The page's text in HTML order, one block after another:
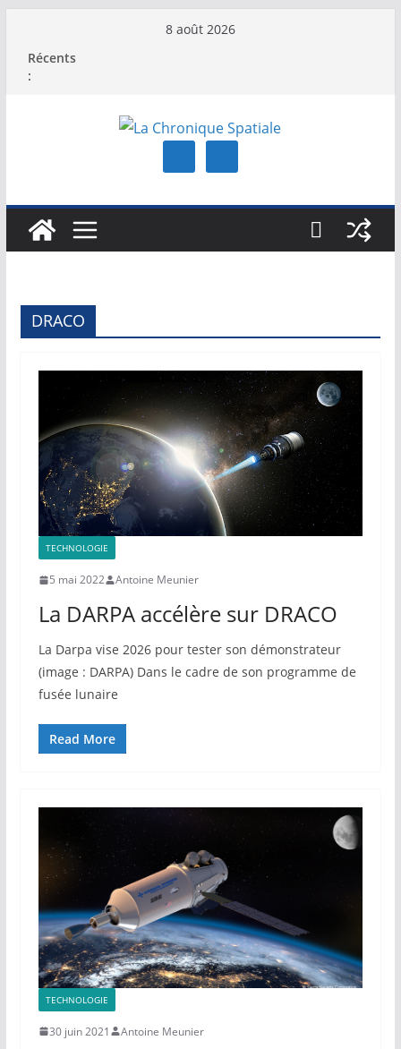
contenu
8 août 2026
Récents
:
DRACO
TECHNOLOGIE
5 mai 2022 Antoine Meunier
La DARPA accélère sur DRACO
La Darpa vise 2026 pour tester son démonstrateur
(image : DARPA) Dans le cadre de son programme de
fusée lunaire
Read More
TECHNOLOGIE
30 juin 2021 Antoine Meunier